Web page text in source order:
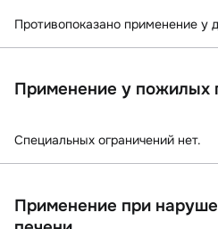
Противопоказано применение у
Применение у пожилых
Специальных ограничений нет.
Применение при